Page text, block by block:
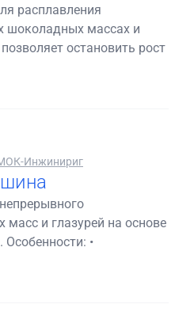
расплавления
шоколадных массах и
остановить рост
Инжинириг
и глазурей на основе
•